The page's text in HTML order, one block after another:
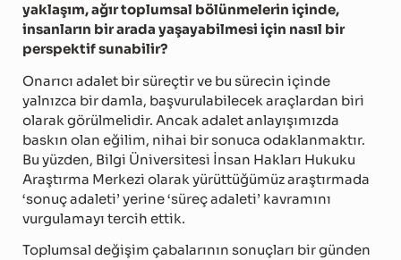
yaklaşım, ağır toplumsal bölünmelerin içinde,
insanların bir arada yaşayabilmesi için nasıl bir
perspektif sunabilir?
Onarıcı adalet bir süreçtir ve bu sürecin içinde
yalnızca bir damla, başvurulabilecek araçlardan biri
olarak görülmelidir. Ancak adalet anlayışımızda
baskın olan eğilim, nihai bir sonuca odaklanmaktır.
Bu yüzden, Bilgi Üniversitesi İnsan Hakları Hukuku
Araştırma Merkezi olarak yürüttüğümüz araştırmada
‘sonuç adaleti’ yerine ‘süreç adaleti’ kavramını
vurgulamayı tercih ettik.
Toplumsal değişim çabalarının sonuçları bir günden